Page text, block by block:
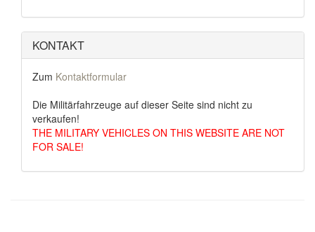
KONTAKT
Zum Kontaktformular
Die Militärfahrzeuge auf dieser Seite sind nicht zu
verkaufen!
THE MILITARY VEHICLES ON THIS WEBSITE ARE NOT
FOR SALE!